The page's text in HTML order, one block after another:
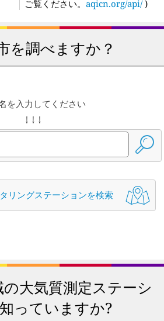
ご覧ください。 aqicn.org/api/ )
を調べますか？
を入力してください
↓ ↓ ↓
リングステーションを検索
大気質測定ステーシ
っていますか?